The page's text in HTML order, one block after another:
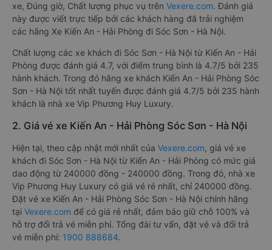
xe, Đúng giờ, Chất lượng phục vụ trên Vexere.com. Đánh giá
này được viết trực tiếp bởi các khách hàng đã trải nghiệm
các hãng Xe Kiến An - Hải Phòng đi Sóc Sơn - Hà Nội.
Chất lượng các xe khách đi Sóc Sơn - Hà Nội từ Kiến An - Hải
Phòng được đánh giá 4.7, với điểm trung bình là 4.7/5 bởi 235
hành khách. Trong đó hãng xe khách Kiến An - Hải Phòng Sóc
Sơn - Hà Nội tốt nhất tuyến được đánh giá 4.7/5 bởi 235 hành
khách là nhà xe Vip Phương Huy Luxury.
2. Giá vé xe Kiến An - Hải Phòng Sóc Sơn - Hà Nội
Hiện tại, theo cập nhật mới nhất của Vexere.com, giá vé xe
khách đi Sóc Sơn - Hà Nội từ Kiến An - Hải Phòng có mức giá
dao động từ 240000 đồng - 240000 đồng. Trong đó, nhà xe
Vip Phương Huy Luxury có giá vé rẻ nhất, chỉ 240000 đồng.
Đặt vé xe Kiến An - Hải Phòng Sóc Sơn - Hà Nội chính hãng
tại Vexere.com để có giá rẻ nhất, đảm bảo giữ chỗ 100% và
hỗ trợ đổi trả vé miễn phí. Tổng đài tư vấn, đặt vé và đổi trả
vé miễn phí: 1900 888684.